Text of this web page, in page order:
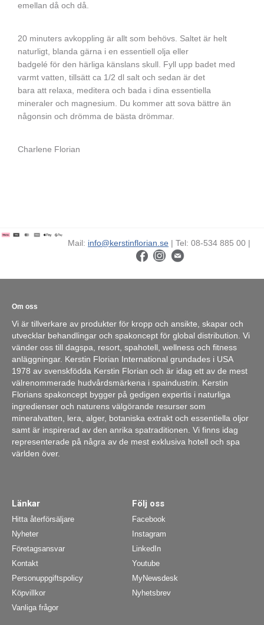
emellan då och då.
20 minuters avkoppling är allt som behövs. Saltet är helt
naturligt, blanda gärna i en essentiell olja eller
badgelé för den härliga känslans skull. Fyll upp badet med
varmt vatten, tillsätt ca 1/2 dl salt och sedan är det
bara att relaxa, meditera och bada i dina essentiella
mineraler och magnesium. Du kommer att sova bättre än
någonsin och drömma de bästa drömmar.
Charlene Florian
Mail: info@kerstinflorian.se | Tel: 08-534 885 00 |
Om oss
Vi är tillverkare av produkter för kropp och ansikte, skapar och
utvecklar behandlingar och spakoncept för global distribution. Vi
vänder oss till dagspa, resort, spahotell, wellness och fitness
anläggningar. Kerstin Florian International grundades i USA
1978 av svenskfödda Kerstin Florian och är idag ett av de mest
välrenommerade hudvårdsmärkena i spaindustrin. Kerstin
Florians spakoncept bygger på gedigen expertis i naturliga
ingredienser och naturens välgörande resurser som
mineralvatten, lera, alger, botaniska extrakt och essentiella oljor
samt är inspirerad av den anrika spatraditionen. Vi finns idag
representerade på några av de mest exklusiva hotell och spa
världen över.
Länkar
Hitta återförsäljare
Nyheter
Företagsansvar
Kontakt
Personuppgiftspolicy
Köpvillkor
Vanliga frågor
Följ oss
Facebook
Instagram
LinkedIn
Youtube
MyNewsdesk
Nyhetsbrev